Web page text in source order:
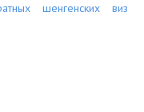
шенгенских виз